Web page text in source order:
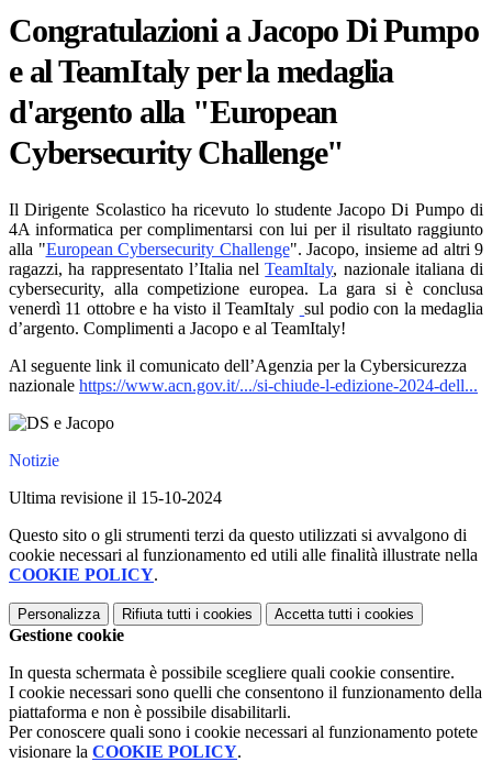
Congratulazioni a Jacopo Di Pumpo
e al TeamItaly per la medaglia
d'argento alla "European
Cybersecurity Challenge"
Il Dirigente Scolastico ha ricevuto lo studente Jacopo Di Pumpo di
4A informatica per complimentarsi con lui per il risultato raggiunto
alla "European Cybersecurity Challenge". Jacopo, insieme ad altri 9
ragazzi, ha rappresentato l’Italia nelTeamItaly, nazionale italiana di
cybersecurity, alla competizione europea. La gara si è conclusa
venerdì 11 ottobre e ha visto il TeamItaly sul podio con la medaglia
d’argento. Complimenti a Jacopo e al TeamItaly!
Al seguente link il comunicato dell’Agenzia per la Cybersicurezza
nazionale https://www.acn.gov.it/.../si-chiude-l-edizione-2024-dell...
Notizie
Ultima revisione il 15-10-2024
Questo sito o gli strumenti terzi da questo utilizzati si avvalgono di
cookie necessari al funzionamento ed utili alle finalità illustrate nella
COOKIE POLICY.
Personalizza Rifiuta tutti i cookies Accetta tutti i cookies
Gestione cookie
In questa schermata è possibile scegliere quali cookie consentire.
I cookie necessari sono quelli che consentono il funzionamento della
piattaforma e non è possibile disabilitarli.
Per conoscere quali sono i cookie necessari al funzionamento potete
visionare la COOKIE POLICY.